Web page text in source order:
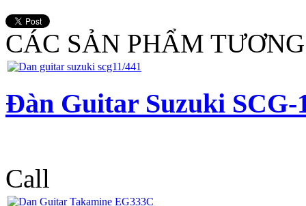
CÁC SẢN PHẨM
Đàn Guitar Suzuki SCG-
Call